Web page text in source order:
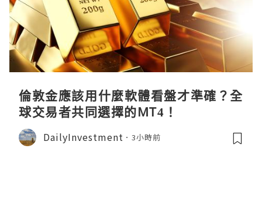
倫敦金應該用什麼軟體看盤才準確？全
球交易者共同選擇的MT4！
DailyInvestment 3小時前